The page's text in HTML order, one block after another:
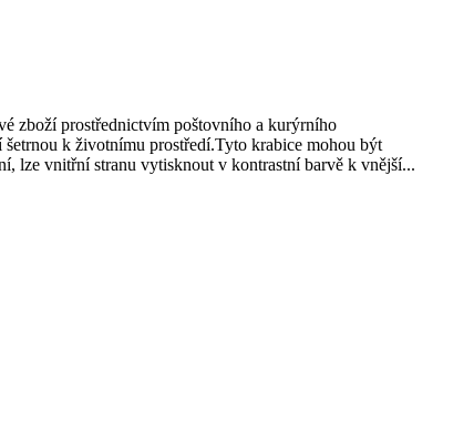
zboží prostřednictvím poštovního a kurýrního
šetrnou k životnímu prostředí.Tyto krabice mohou být
lze vnitřní stranu vytisknout v kontrastní barvě k vnější...